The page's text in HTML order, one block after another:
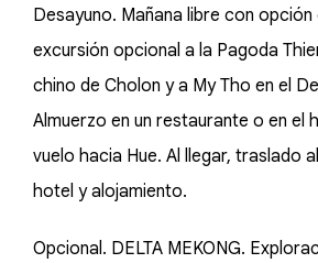
Desayuno. Mañana libre con opción
excursión opcional a la Pagoda
chino de Cholon y a My Tho en el
Almuerzo en un restaurante o en el
vuelo hacia Hue. Al llegar, traslado
hotel y alojamiento.
Opcional. DELTA MEKONG.